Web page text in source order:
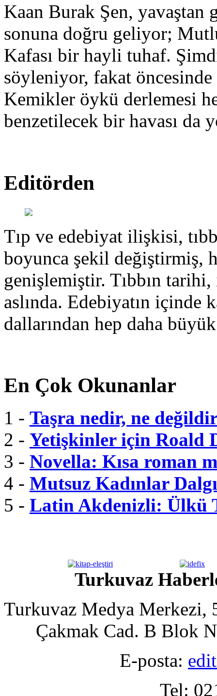
Kaan Burak Şen, yavaştan
sonuna doğru geliyor;
Kafası bir hayli tuhaf.
söyleniyor, fakat
Kemikler öykü derlemesi
benzetilecek bir havası da
Editörden
Tıp ve edebiyat ilişkisi,
boyunca şekil değiştirmiş,
genişlemiştir. Tıbbın
aslında. Edebiyatın içinde
dallarından hep daha
En Çok Okunanlar
1 - Taşra nedir, ne
2 - Yetişkinler için Roald
3 - Novella: Kısa roman
4 - Mutsuz Kadınlar
5 - Latin Akdenizli: Ülkü
Turkuvaz
Turkuvaz Medya Merkezi,
Çakmak Cad. B Blok
E-posta:
Tel: